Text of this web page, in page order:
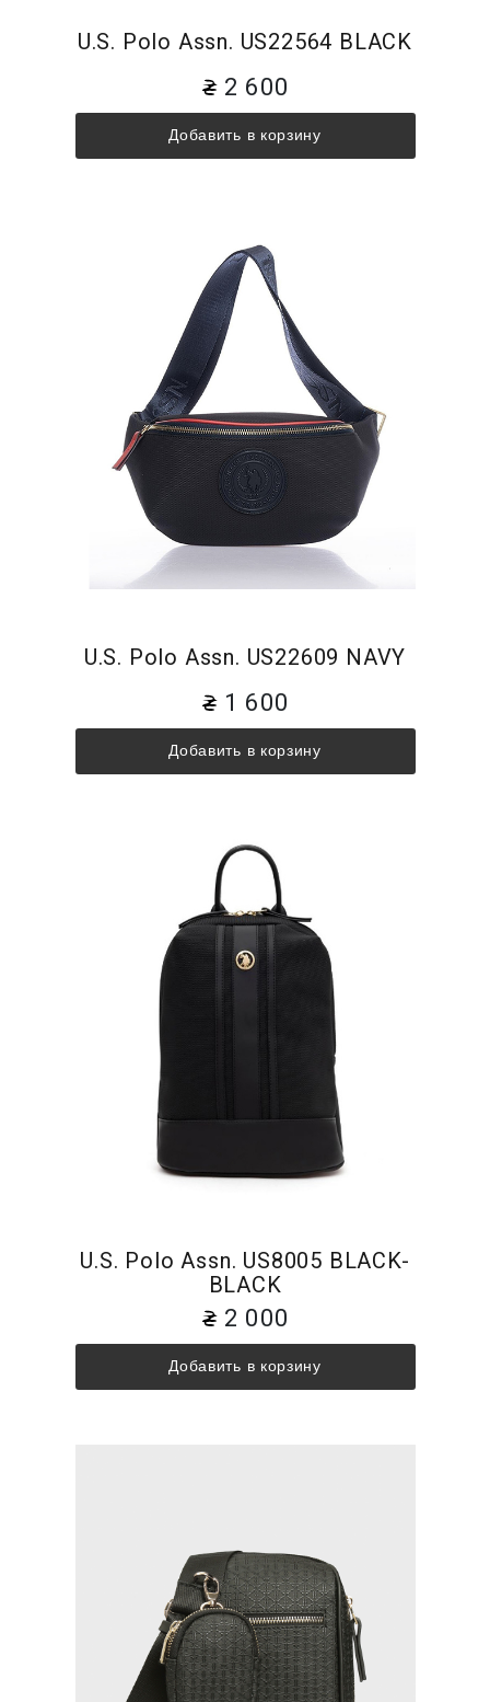
U.S. Polo Assn. US22564 BLACK
2 600
Добавить в корзину
U.S. Polo Assn. US22609 NAVY
1 600
Добавить в корзину
U.S. Polo Assn. US8005 BLACK-
BLACK
2 000
Добавить в корзину